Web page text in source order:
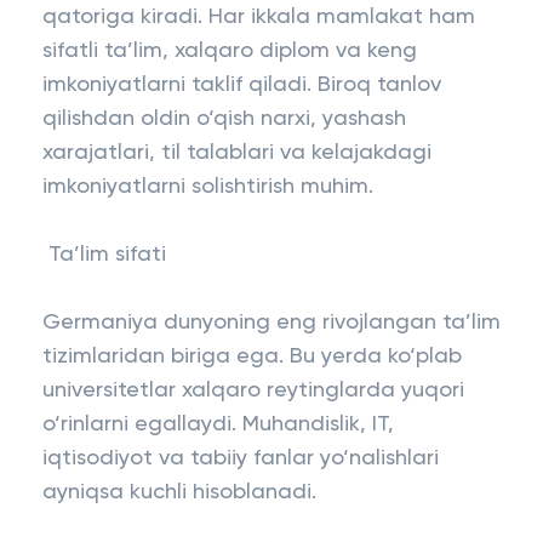
qatoriga kiradi. Har ikkala mamlakat ham
sifatli ta’lim, xalqaro diplom va keng
imkoniyatlarni taklif qiladi. Biroq tanlov
qilishdan oldin o‘qish narxi, yashash
xarajatlari, til talablari va kelajakdagi
imkoniyatlarni solishtirish muhim.
Ta’lim sifati
Germaniya dunyoning eng rivojlangan ta’lim
tizimlaridan biriga ega. Bu yerda ko‘plab
universitetlar xalqaro reytinglarda yuqori
o‘rinlarni egallaydi. Muhandislik, IT,
iqtisodiyot va tabiiy fanlar yo‘nalishlari
ayniqsa kuchli hisoblanadi.